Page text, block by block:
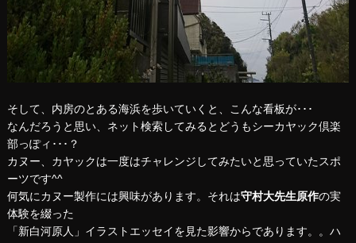
そして、内房のとある海浜を歩いていくと、こんな看板が･･･
なんだろうと思い、ネット検索してみるとどうもシーカヤック倶楽
部っぽィ･･･？
カヌー、カヤックは一度はチャレンジしてみたいと思っていたスポ
ーツです^^
何気にカヌー製作には興味があります。それは守村大先生原作の実
体験を綴った
「新白河原人」イラストエッセイを見た影響からであります。。ハ